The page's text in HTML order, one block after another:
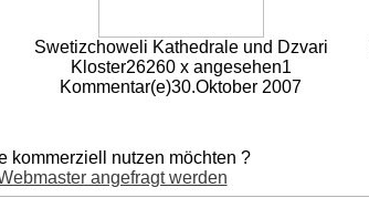
Swetizchoweli Kathedrale und Dzvari
Kloster26260 x angesehen1
Kommentar(e)30.Oktober 2007
kommerziell nutzen möchten ?
angefragt werden